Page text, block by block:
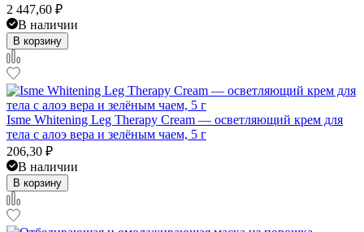
2 447,60 ₽
В наличии
В корзину
Isme Whitening Leg Therapy Cream — осветляющий крем для
тела с алоэ вера и зелёным чаем, 5 г
206,30 ₽
В наличии
В корзину